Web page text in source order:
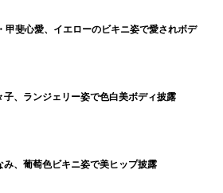
ル）
0時55分～1時25分
（※過去話も全て配信中）
genre/information/ser3547/
、中村海人、七五三掛龍也、川島
甲斐心愛、イエローのビキニ姿で愛されボデ
子、ランジェリー姿で色白美ボディ披露
み、葡萄色ビキニ姿で美ヒップ披露